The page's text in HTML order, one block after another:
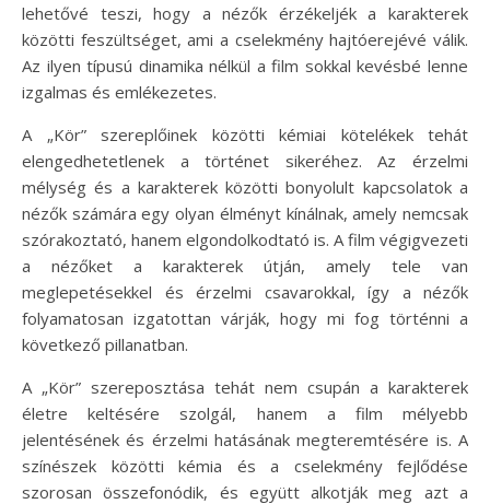
lehetővé teszi, hogy a nézők érzékeljék a karakterek
közötti feszültséget, ami a cselekmény hajtóerejévé válik.
Az ilyen típusú dinamika nélkül a film sokkal kevésbé lenne
izgalmas és emlékezetes.
A „Kör” szereplőinek közötti kémiai kötelékek tehát
elengedhetetlenek a történet sikeréhez. Az érzelmi
mélység és a karakterek közötti bonyolult kapcsolatok a
nézők számára egy olyan élményt kínálnak, amely nemcsak
szórakoztató, hanem elgondolkodtató is. A film végigvezeti
a nézőket a karakterek útján, amely tele van
meglepetésekkel és érzelmi csavarokkal, így a nézők
folyamatosan izgatottan várják, hogy mi fog történni a
következő pillanatban.
A „Kör” szereposztása tehát nem csupán a karakterek
életre keltésére szolgál, hanem a film mélyebb
jelentésének és érzelmi hatásának megteremtésére is. A
színészek közötti kémia és a cselekmény fejlődése
szorosan összefonódik, és együtt alkotják meg azt a